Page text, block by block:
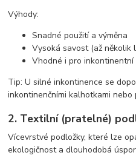
Výhody:
Snadné použití a výměna
Vysoká savost (až několik
Vhodné i pro
Tip: U silné inkontinence se
inkontinenčními kalhotkami nebo
2. Textilní (pratelné)
Vícevrstvé podložky, které lze
ekologičnost a dlouhodobá